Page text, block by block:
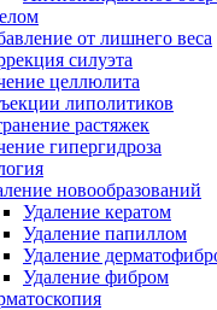
от лишнего веса
силуэта
целлюлита
липолитиков
растяжек
гипергидроза
новообразований
Удаление кератом
Удаление папиллом
Удаление
Удаление фибром